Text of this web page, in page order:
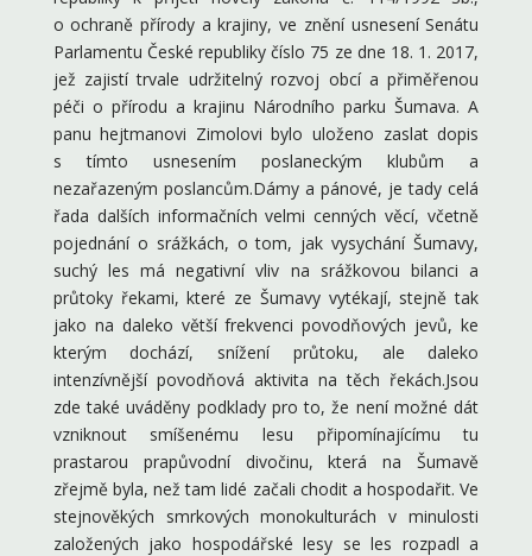
o ochraně přírody a krajiny, ve znění usnesení Senátu
Parlamentu České republiky číslo 75 ze dne 18. 1. 2017,
jež zajistí trvale udržitelný rozvoj obcí a přiměřenou
péči o přírodu a krajinu Národního parku Šumava. A
panu hejtmanovi Zimolovi bylo uloženo zaslat dopis
s tímto usnesením poslaneckým klubům a
nezařazeným poslancům.Dámy a pánové, je tady celá
řada dalších informačních velmi cenných věcí, včetně
pojednání o srážkách, o tom, jak vysychání Šumavy,
suchý les má negativní vliv na srážkovou bilanci a
průtoky řekami, které ze Šumavy vytékají, stejně tak
jako na daleko větší frekvenci povodňových jevů, ke
kterým dochází, snížení průtoku, ale daleko
intenzívnější povodňová aktivita na těch řekách.Jsou
zde také uváděny podklady pro to, že není možné dát
vzniknout smíšenému lesu připomínajícímu tu
prastarou prapůvodní divočinu, která na Šumavě
zřejmě byla, než tam lidé začali chodit a hospodařit. Ve
stejnověkých smrkových monokulturách v minulosti
založených jako hospodářské lesy se les rozpadl a